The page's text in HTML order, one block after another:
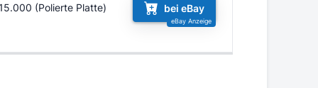
15.000 (Polierte Platte) bei eBay